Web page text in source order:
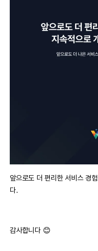
앞으로도 더 편리한 서비스 경
다.
감사합니다 😊